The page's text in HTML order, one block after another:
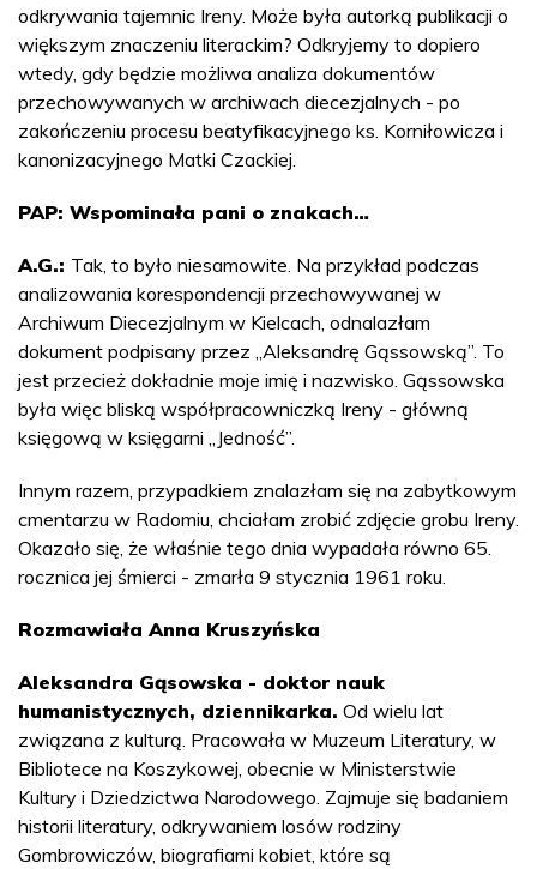
odkrywania tajemnic Ireny. Może była autorką publikacji o
większym znaczeniu literackim? Odkryjemy to dopiero
wtedy, gdy będzie możliwa analiza dokumentów
przechowywanych w archiwach diecezjalnych - po
zakończeniu procesu beatyfikacyjnego ks. Korniłowicza i
kanonizacyjnego Matki Czackiej.
PAP: Wspominała pani o znakach…
A.G.: Tak, to było niesamowite. Na przykład podczas
analizowania korespondencji przechowywanej w
Archiwum Diecezjalnym w Kielcach, odnalazłam
dokument podpisany przez „Aleksandrę Gąssowską”. To
jest przecież dokładnie moje imię i nazwisko. Gąssowska
była więc bliską współpracowniczką Ireny - główną
księgową w księgarni „Jedność”.
Innym razem, przypadkiem znalazłam się na zabytkowym
cmentarzu w Radomiu, chciałam zrobić zdjęcie grobu Ireny.
Okazało się, że właśnie tego dnia wypadała równo 65.
rocznica jej śmierci - zmarła 9 stycznia 1961 roku.
Rozmawiała Anna Kruszyńska
Aleksandra Gąsowska - doktor nauk
humanistycznych, dziennikarka. Od wielu lat
związana z kulturą. Pracowała w Muzeum Literatury, w
Bibliotece na Koszykowej, obecnie w Ministerstwie
Kultury i Dziedzictwa Narodowego. Zajmuje się badaniem
historii literatury, odkrywaniem losów rodziny
Gombrowiczów, biografiami kobiet, które są